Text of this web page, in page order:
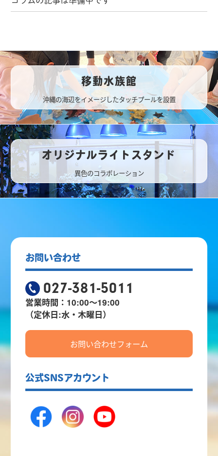
移動水族館
沖縄の海辺をイメージしたタッチプールを設置
オリジナルライトスタンド
異色のコラボレーション
お問い合わせ
027-381-5011
営業時間：10:00～19:00
（定休日:水・木曜日）
お問い合わせフォーム
公式SNSアカウント